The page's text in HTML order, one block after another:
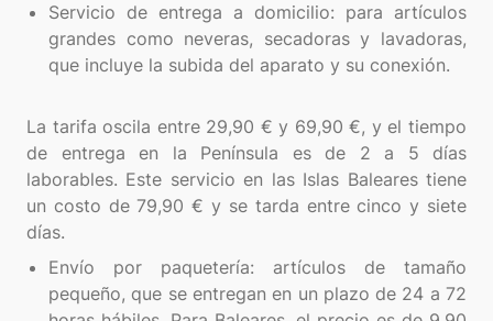
Servicio de entrega a domicilio: para artículos
grandes como neveras, secadoras y lavadoras,
que incluye la subida del aparato y su conexión.
La tarifa oscila entre 29,90 € y 69,90 €, y el tiempo
de entrega en la Península es de 2 a 5 días
laborables. Este servicio en las Islas Baleares tiene
un costo de 79,90 € y se tarda entre cinco y siete
Envío por paquetería: artículos de tamaño
pequeño, que se entregan en un plazo de 24 a 72